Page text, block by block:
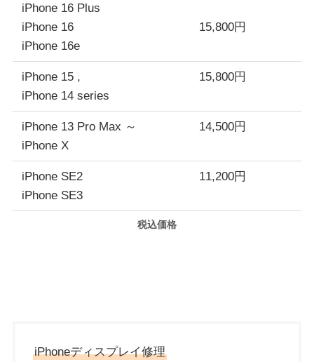
iPhone 16 Plus
iPhone 16
iPhone 16e
15,800円
iPhone 15 ,
iPhone 14 series
15,800円
iPhone 13 Pro Max ～
iPhone X
14,500円
iPhone SE2
iPhone SE3
11,200円
税込価格
iPhoneディスプレイ修理